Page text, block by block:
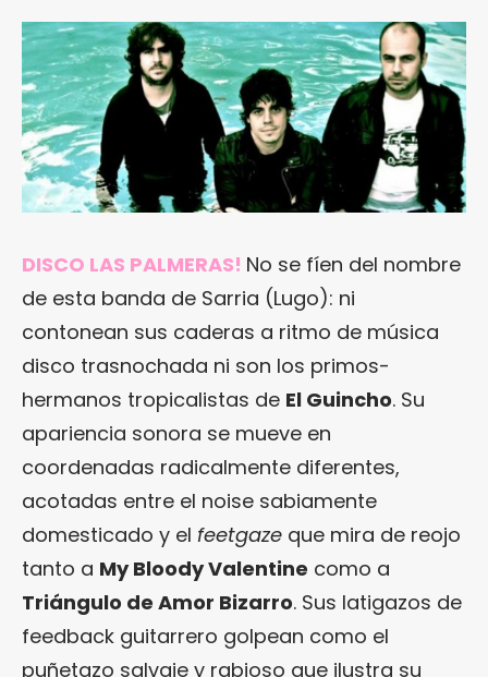
DISCO LAS PALMERAS! No se fíen del nombre
de esta banda de Sarria (Lugo): ni
contonean sus caderas a ritmo de música
disco trasnochada ni son los primos-
hermanos tropicalistas de El Guincho. Su
apariencia sonora se mueve en
coordenadas radicalmente diferentes,
acotadas entre el noise sabiamente
domesticado y el feetgaze que mira de reojo
tanto a My Bloody Valentine como a
Triángulo de Amor Bizarro. Sus latigazos de
feedback guitarrero golpean como el
puñetazo salvaje y rabioso que ilustra su